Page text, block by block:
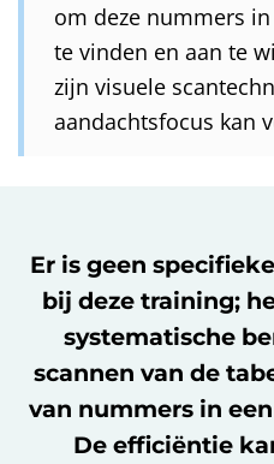
om deze nummers
te vinden en aan te
zijn visuele
aandachtsfocus kan
Er is geen
bij deze training;
systematische
scannen van de
van nummers in
De efficiëntie